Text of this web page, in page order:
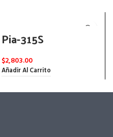
Pia-315S
$2,803.00
Añadir Al Carrito